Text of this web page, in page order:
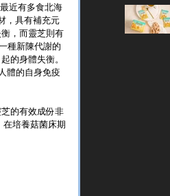
近有多食北海
，具有補充元
，而靈芝則有
種新陳代謝的
的身體失衡。
體的自​​身免疫
的有效成份非
在培養菇菌床期